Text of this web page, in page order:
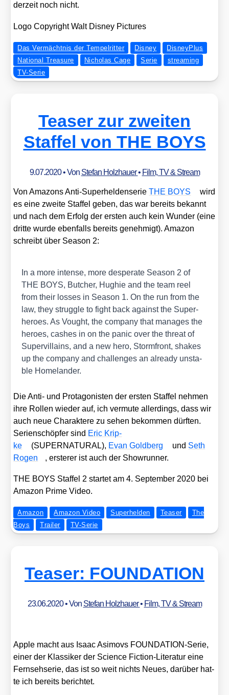
der­zeit noch nicht.
Logo Copy­right Walt Dis­ney Pic­tures
Das Vermächtnis der Tempelritter Disney
DisneyPlus
National Treasure
Nicholas Cage Serie
streaming
TV-Serie
Teaser zur zweiten
Staffel von THE BOYS
9.07.2020• Von Stefan Holzhauer• Film, TV & Stream
Von Ama­zons Anti-Super­hel­den­se­rieTHE BOYS
wird
es eine zwei­te Staf­fel geben, das war bereits bekannt
und nach dem Erfolg der ers­ten auch kein Wun­der (eine
drit­te wur­de eben­falls bereits geneh­migt). Ama­zon
schreibt über Sea­son 2:
In a more inten­se, more despe­ra­te Sea­son 2 of
THE BOYS, But­cher, Hug­hie and the team reel
from their los­ses in Sea­son 1. On the run from the
law, they strugg­le to fight back against the Super­
he­roes. As Vought, the com­pa­ny that mana­ges the
heroes, cas­hes in on the panic over the thre­at of
Super­vil­lains, and a new hero, Storm­front, shakes
up the com­pa­ny and chal­lenges an alre­a­dy unsta­
ble Home­lan­der.
Die Anti- und Prot­ago­nis­ten der ers­ten Staf­fel neh­men
ihre Rol­len wie­der auf, ich ver­mu­te aller­dings, dass wir
auch neue Cha­rak­te­re zu sehen bekom­men dürf­ten.
Seri­en­schöp­fer sind Eric Krip­
ke
(SUPERNATURAL), Evan Gold­berg und Seth
Rogen
, ers­te­rer ist auch der Show­run­ner.
THE BOYS Staf­fel 2 star­tet am 4. Sep­tem­ber 2020 bei
Ama­zon Prime Video.
Amazon Amazon Video Superhelden Teaser
The
Boys
Trailer TV-Serie
Teaser: FOUNDATION
23.06.2020• Von Stefan Holzhauer• Film, TV & Stream
Apple macht aus Isaac Asi­movs FOUN­DA­TI­ON-Serie,
einer der Klas­si­ker der Sci­ence Fic­tion-Lite­ra­tur eine
Fern­seh­se­rie, das ist so weit nichts Neu­es, dar­über hat­
te ich bereits berich­tet.